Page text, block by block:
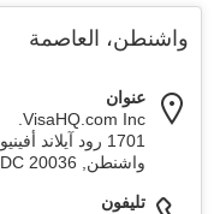
واشنطن، العاصمة
عنوان
VisaHQ.com Inc.
1701 رود آيلاند أفينيو NW
واشنطن
DC 20036
تليفون